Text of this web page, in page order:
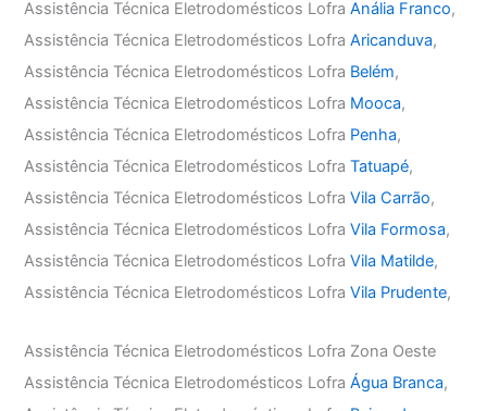
Assistência Técnica Eletrodomésticos LofraAnália Franco,
Assistência Técnica Eletrodomésticos LofraAricanduva,
Assistência Técnica Eletrodomésticos Lofra Belém,
Assistência Técnica Eletrodomésticos Lofra Mooca,
Assistência Técnica Eletrodomésticos Lofra Penha,
Assistência Técnica Eletrodomésticos LofraTatuapé,
Assistência Técnica Eletrodomésticos LofraVila Carrão,
Assistência Técnica Eletrodomésticos LofraVila Formosa,
Assistência Técnica Eletrodomésticos LofraVila Matilde,
Assistência Técnica Eletrodomésticos LofraVila Prudente,
Assistência Técnica Eletrodomésticos Lofra Zona Oeste
Assistência Técnica Eletrodomésticos LofraÁgua Branca,